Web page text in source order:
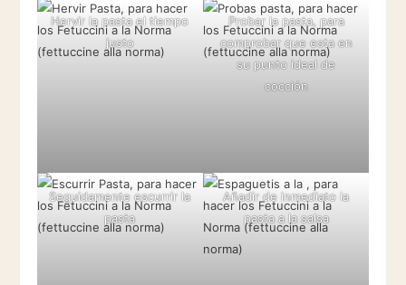
Hervir la pasta el tiempo
justo
Probar la pasta, para
comprobar que esta en
su punto ideal de
cocción
Seguidamente escurrir la
pasta
Añadir de inmediato la
pasta a la salsa